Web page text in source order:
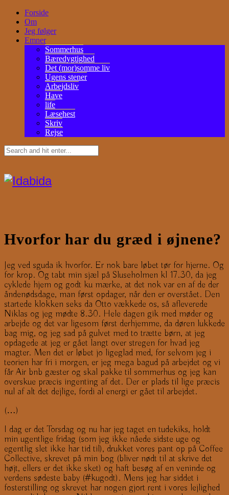
Forside
Om
Jeg følger
Emner
Sommerhus
Bæredygtighed
Det (mor)somme liv
Ugens stener
Arbejdsliv
Have
life
Læsehest
Skriv
Rejse
Hvorfor har du græd i øjnene?
Jeg ved sguda ik hvorfor. Er nok bare løbet tør for hjerne. Og
for krop. Og tabt min sjæl på Sluseholmen kl 17.30, da jeg
cyklede hjem og godt ku mærke, at det nok var en af de der
åndenødsdage, man først opdager, når den er overstået. Den
startede klokken seks da Otto vækkede os, så afleverede
Niklas og jeg mødte 8.30. Hele dagen gik med møder og
arbejde og det var ligesom først derhjemme, da døren lukkede
bag mig, og jeg sad på gulvet med to trætte børn, at jeg
opdagede at jeg er gået langt over stregen for hvad jeg
magter. Men det er løbet jo ligeglad med, for selvom jeg i
teorien har fri i morgen, er jeg mega bagud på arbejdet og vi
får Air bnb gæster og skal pakke til sommerhus og jeg kan
overskue præcis ingenting af det. Der er plads til lige præcis
nul af alt det dejlige, fordi al energi er gået til arbejdet.
(…)
I dag er det Torsdag og nu har jeg taget en tudekiks, holdt
min ugentlige fridag (som jeg ikke nåede sidste uge og
egentlig slet ikke har tid til), drukket vores pant op på Coffee
Collective, skrevet på min bog (bliver nødt til at skrive det
højt, ellers er det ikke sket) og haft besøg af en veninde og
verdens sødeste baby (#kugodt). Mens jeg har siddet i
fosterstilling og skrevet har nogen gjort rent i vores lejlighed